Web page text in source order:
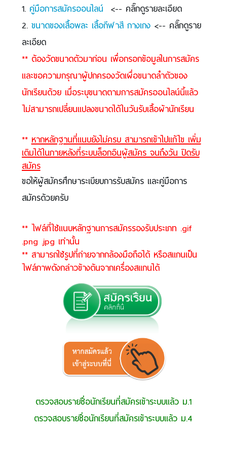
1. คู่มือการสมัครออนไลน์ <-- คลิ๊กดูรายละเอียด
2. ขนาดของเสื้อพละ เสื้อกีฬาสี กางเกง<-- คลิ๊กดูราย
ละเอียด
** ต้องวัดขนาดตัวมาก่อน เพื่อกรอกข้อมูลในการสมัคร
และขอความกรุณาผู้ปกครองวัดเผื่อขนาดลำตัวของ
นักเรียนด้วย เมื่อระบุขนาดตามการสมัครออนไลน์นี้แล้ว
ไม่สามารถเปลี่ยนแปลงขนาดได้ในวันรับเสื้อผ้านักเรียน
** หากหลักฐานที่แนบยังไม่ครบ สามารถเข้าไปแก้ไข เพิ่ม
เติมได้ในภายหลังที่ระบบล็อกอินผู้สมัคร จนถึงวัน ปิดรับ
สมัคร
ขอให้ผู้สมัครศึกษาระเบียบการรับสมัคร และคู่มือการ
สมัครด้วยครับ
** ไฟล์ที่ใช้แนบหลักฐานการสมัครรองรับประเภท .gif
.png .jpg เท่านั้น
** สามารถใช้รูปที่ถ่ายจากกล้องมือถือได้ หรือสแกนเป็น
ไฟล์ภาพดังกล่าวข้างต้นจากเครื่องสแกนได้
ตรวจสอบรายชื่อนักเรียนที่สมัครเข้าระบบแล้ว ม.1
ตรวจสอบรายชื่อนักเรียนที่สมัครเข้าระบบแล้ว ม.4